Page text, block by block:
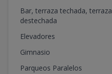
Bar, terraza techada, terraza
destechada
Elevadores
Gimnasio
Parqueos Paralelos